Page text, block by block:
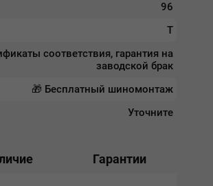
96
T
соответствия, гарантия на
заводской брак
🎁 Бесплатный шиномонтаж
Уточните
Гарантии